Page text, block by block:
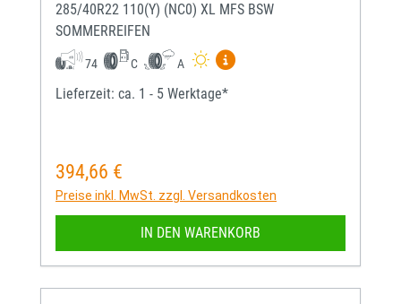
285/40R22 110(Y) (NC0) XL MFS BSW
SOMMERREIFEN
74 C A
Mehr Informationen zum
Lieferzeit: ca. 1 - 5 Werktage*
Regulärer Preis:
394,66 €
Preise inkl. MwSt. zzgl. Versandkosten
IN DEN WARENKORB